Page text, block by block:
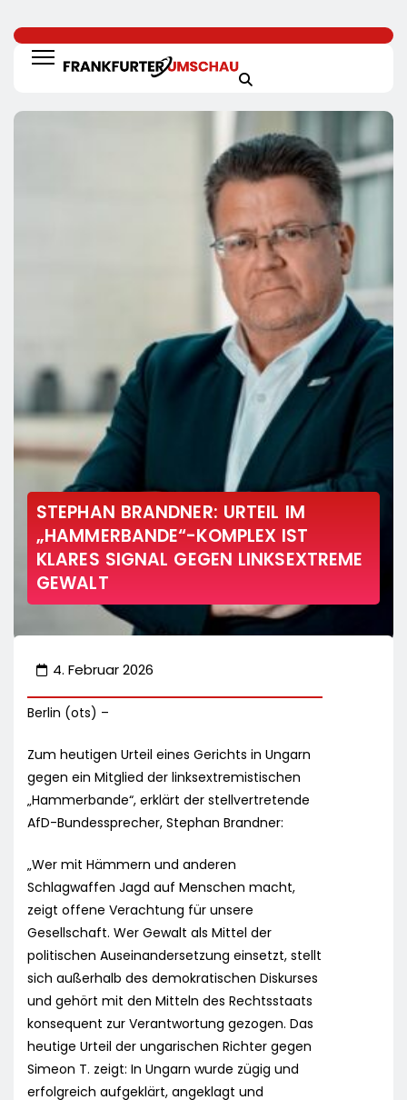
STEPHAN BRANDNER: URTEIL IM
„HAMMERBANDE“-KOMPLEX IST
KLARES SIGNAL GEGEN LINKSEXTREME
GEWALT
4. Februar 2026
Berlin (ots) –
Zum heutigen Urteil eines Gerichts in Ungarn
gegen ein Mitglied der linksextremistischen
„Hammerbande“, erklärt der stellvertretende
AfD-Bundessprecher, Stephan Brandner:
„Wer mit Hämmern und anderen
Schlagwaffen Jagd auf Menschen macht,
zeigt offene Verachtung für unsere
Gesellschaft. Wer Gewalt als Mittel der
politischen Auseinandersetzung einsetzt, stellt
sich außerhalb des demokratischen Diskurses
und gehört mit den Mitteln des Rechtsstaats
konsequent zur Verantwortung gezogen. Das
heutige Urteil der ungarischen Richter gegen
Simeon T. zeigt: In Ungarn wurde zügig und
erfolgreich aufgeklärt, angeklagt und